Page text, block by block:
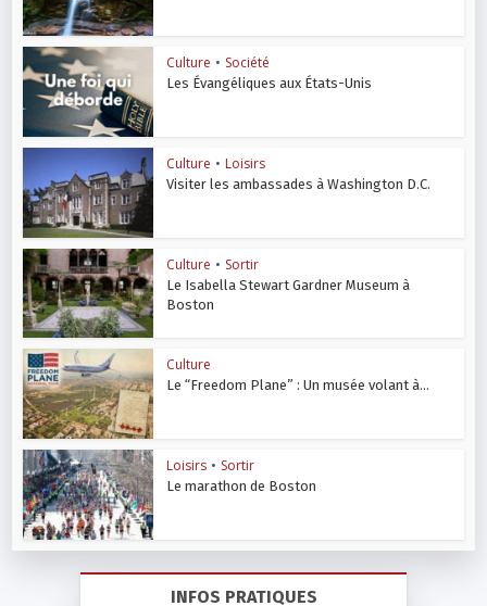
Culture • Société
Les Évangéliques aux États-Unis
Culture • Loisirs
Visiter les ambassades à Washington D.C.
Culture • Sortir
Le Isabella Stewart Gardner Museum à
Boston
Culture
Le “Freedom Plane” : Un musée volant à...
Loisirs • Sortir
Le marathon de Boston
INFOS PRATIQUES